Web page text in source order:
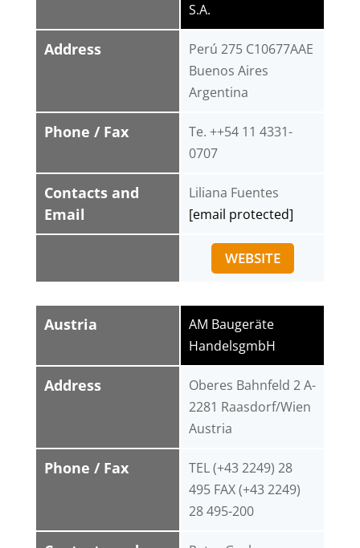
Address
Phone / Fax
Contacts and
Email
S.A.
Perú 275 C10677AAE
Buenos Aires
Argentina
Te. ++54 11 4331-
0707
Liliana Fuentes
[email protected]
WEBSITE
Austria
Address
Phone / Fax
AM Baugeräte
HandelsgmbH
Oberes Bahnfeld 2 A-
2281 Raasdorf/Wien
Austria
TEL (+43 2249) 28
495 FAX (+43 2249)
28 495-200